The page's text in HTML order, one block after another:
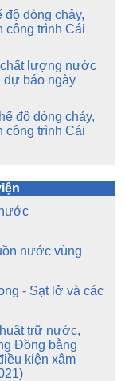
độ dòng chảy,
công trình Cái
chất lượng nước
dự báo ngày
độ dòng chảy,
công trình Cái
nước vùng
- Sạt lở và các
trữ nước,
Đồng bằng
kiện xâm